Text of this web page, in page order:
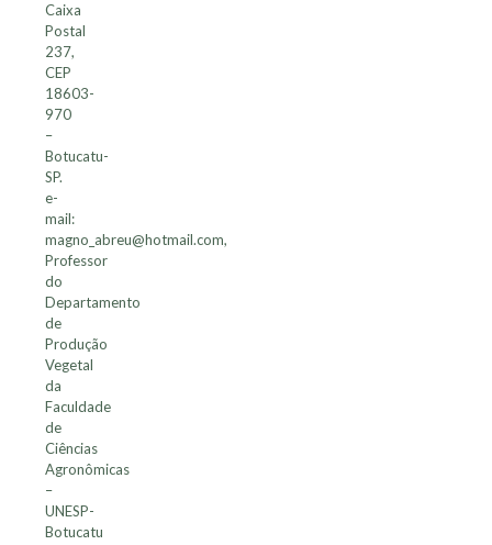
Caixa
Postal
237,
CEP
18603-
970
–
Botucatu-
SP.
e-
mail:
magno_abreu@hotmail.com,
Professor
do
Departamento
de
Produção
Vegetal
da
Faculdade
de
Ciências
Agronômicas
–
UNESP-
Botucatu